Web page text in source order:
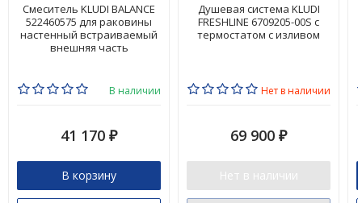
Смеситель KLUDI BALANCE
522460575 для раковины
настенный встраиваемый
внешняя часть
В наличии
41 170 ₽
В корзину
Душевая система KLUDI
FRESHLINE 6709205-00S с
термостатом с изливом
Нет в наличии
69 900 ₽
Нет в наличии